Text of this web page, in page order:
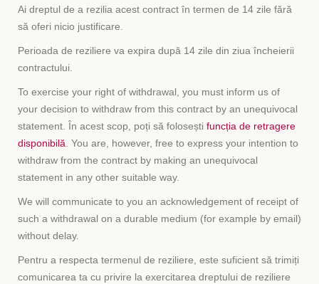
Ai dreptul de a rezilia acest contract în termen de 14 zile fără
să oferi nicio justificare.
Perioada de reziliere va expira după 14 zile din ziua încheierii
contractului.
To exercise your right of withdrawal, you must inform us of
your decision to withdraw from this contract by an unequivocal
statement. În acest scop, poți să folosești funcția de retragere
disponibilă. You are, however, free to express your intention to
withdraw from the contract by making an unequivocal
statement in any other suitable way.
We will communicate to you an acknowledgement of receipt of
such a withdrawal on a durable medium (for example by email)
without delay.
Pentru a respecta termenul de reziliere, este suficient să trimiți
comunicarea ta cu privire la exercitarea dreptului de reziliere